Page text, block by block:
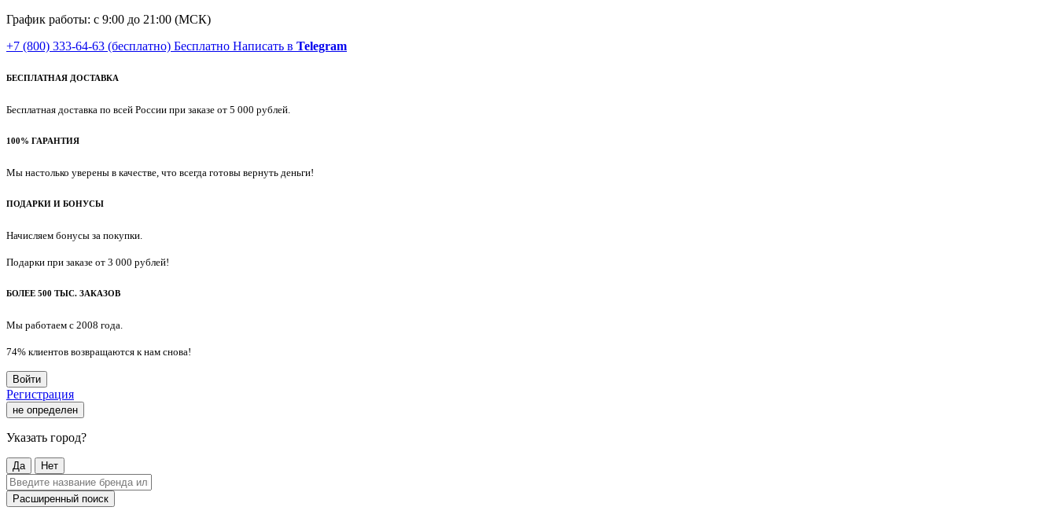
График работы: с 9:00 до 21:00 (МСК)
+7 (800) 333-64-63 (бесплатно) Бесплатно Написать в Telegram
БЕСПЛАТНАЯ ДОСТАВКА
Бесплатная доставка по всей России при заказе от 5 000 рублей.
100% ГАРАНТИЯ
Мы настолько уверены в качестве, что всегда готовы вернуть деньги!
ПОДАРКИ И БОНУСЫ
Начисляем бонусы за покупки.
Подарки при заказе от 3 000 рублей!
БОЛЕЕ 500 ТЫС. ЗАКАЗОВ
Мы работаем с 2008 года.
74% клиентов возвращаются к нам снова!
Войти
Регистрация
не определен
Указать город?
Да Нет
Расширенный поиск